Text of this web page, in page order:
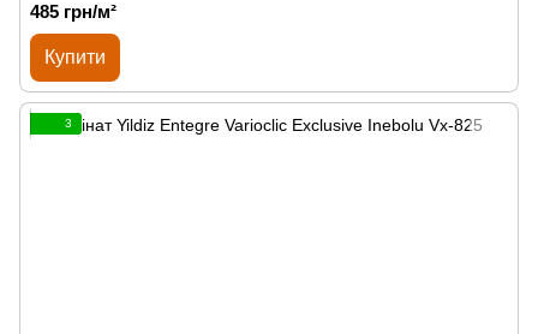
485 грн/м²
Купити
3